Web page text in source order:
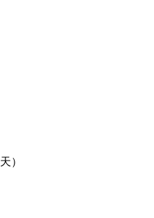
天）